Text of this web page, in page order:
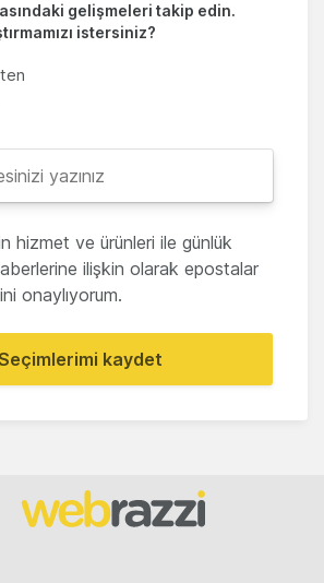
gelişmeleri takip edin.
istersiniz?
hizmet ve ürünleri ile günlük
ilişkin olarak epostalar
onaylıyorum.
kaydet